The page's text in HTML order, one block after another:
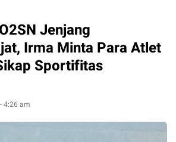
Jenjang
Irma Minta Para Atlet
Sportifitas
4:26 am